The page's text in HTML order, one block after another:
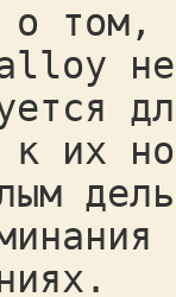
о
не
к их